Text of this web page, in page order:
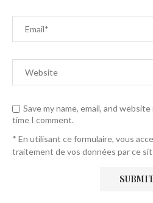
Save my name, email, and
time I comment.
* En utilisant ce formulaire, vous
traitement de vos données par ce